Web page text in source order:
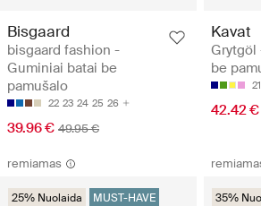
Bisgaard
bisgaard fashion -
Guminiai batai be
pamušalo
22 23 24 25 26
39.96 € 49.95 €
Kavat
Grytgöl
be
42.42 €
remiamas
25% Nuolaida MUST-HAVE 35%